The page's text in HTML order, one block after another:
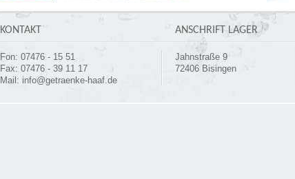
KONTAKT ANSCHRIFT LAGER
Fon: 07476 - 15 51
Fax: 07476 - 39 11 17
Mail: info@getraenke-haaf.de
Jahnstraße 9
72406 Bisingen